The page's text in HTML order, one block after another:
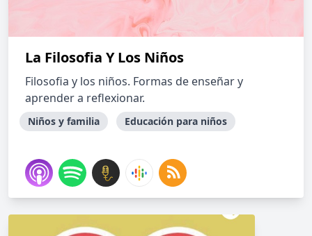
La Filosofia Y Los Niños
Filosofia y los niños. Formas de enseñar y
aprender a reflexionar.
Niños y familia Educación para niños